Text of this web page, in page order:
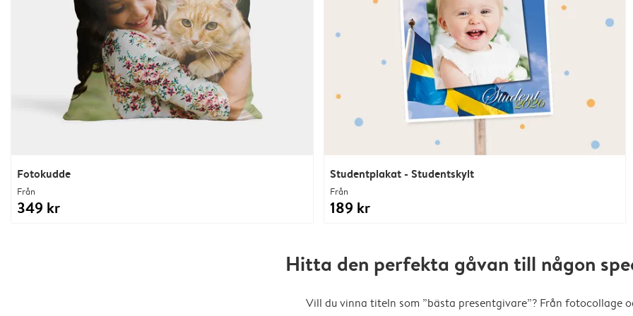
Fotokudde
Från
349 kr
Studentplakat - Studentskylt
Från
189 kr
Hitta den perfekta gåvan till någon
Vill du vinna titeln som ”bästa presentgivare”? Från fotocollage